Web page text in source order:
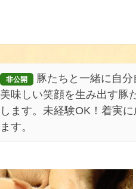
非公開
豚たちと一緒に自
美味しい笑顔を生み出す豚
します。未経験OK！着実
ます。